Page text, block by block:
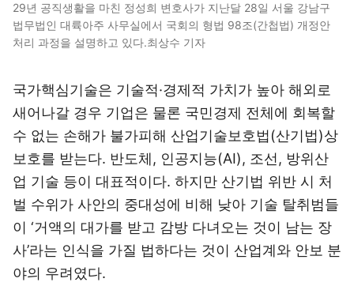
29년 공직생활을 마친 정성희 변호사가 지난달 28일 서울 강남구
법무법인 대륙아주 사무실에서 국회의 형법 98조(간첩법) 개정안
처리 과정을 설명하고 있다.최상수 기자
국가핵심기술은 기술적·경제적 가치가 높아 해외로
새어나갈 경우 기업은 물론 국민경제 전체에 회복할
수 없는 손해가 불가피해 산업기술보호법(산기법)상
보호를 받는다. 반도체, 인공지능(AI), 조선, 방위산
업 기술 등이 대표적이다. 하지만 산기법 위반 시 처
벌 수위가 사안의 중대성에 비해 낮아 기술 탈취범들
이 ‘거액의 대가를 받고 감방 다녀오는 것이 남는 장
사’라는 인식을 가질 법하다는 것이 산업계와 안보 분
야의 우려였다.